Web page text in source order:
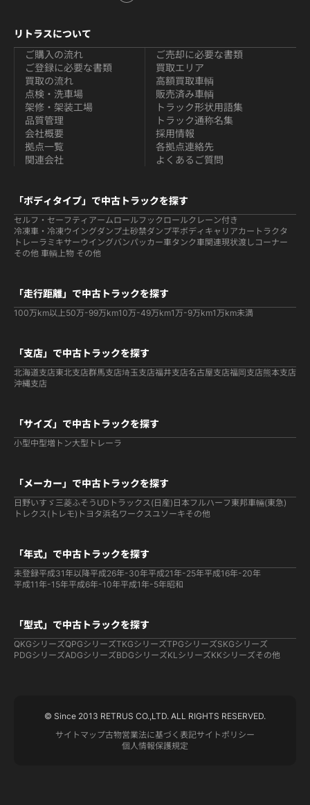
リトラスについて
ご購入の流れ
ご登録に必要な書類
買取の流れ
ご売却に必要な書類
買取エリア
高額買取車輌
点検・洗車場
架修・架装工場
品質管理
販売済み車輌
トラック形状用語集
トラック通称名集
会社概要
拠点一覧
関連会社
採用情報
各拠点連絡先
よくあるご質問
「ボディタイプ」で中古トラックを探す
セルフ・セーフティ アームロールフックロールクレーン付き
冷凍車・冷凍ウイングダンプ土砂禁ダンプ平ボディ キャリアカー トラクタ
トレーラ ミキサーウイングバンパッカー車タンク車関連現状渡しコーナー
その他 車輌上物 その他
「走行距離」で中古トラックを探す
100万km以上50万-99万km10万-49万km1万-9万km1万km未満
「支店」で中古トラックを探す
北海道支店東北支店群馬支店埼玉支店福井支店名古屋支店福岡支店熊本支店
沖縄支店
「サイズ」で中古トラックを探す
小型中型増トン大型 トレーラ
「メーカー」で中古トラックを探す
日野いすゞ 三菱ふそう UDトラックス(日産) 日本フルハーフ 東邦車輛(東急)
トレクス(トレモ) トヨタ浜名ワークスユソーキその他
「年式」で中古トラックを探す
未登録平成31年以降平成26年-30年平成21年-25年平成16年-20年
平成11年-15年平成6年-10年平成1年-5年昭和
「型式」で中古トラックを探す
QKGシリーズQPGシリーズTKGシリーズTPGシリーズSKGシリーズ
PDGシリーズADGシリーズBDGシリーズKLシリーズKKシリーズその他
© Since 2013 RETRUS CO.,LTD. ALL RIGHTS RESERVED.
サイトマップ古物営業法に基づく表記サイトポリシー
個人情報保護規定